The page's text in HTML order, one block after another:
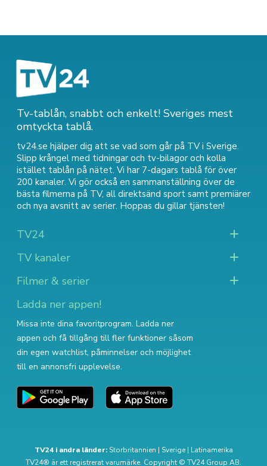
Tv-tablån, snabbt och enkelt! Sveriges mest
omtyckta tablå.
tv24.se hjälper dig att se vad som går på TV i Sverige.
Slipp krångel med tidningar och tv-bilagor och kolla
istället tablån på nätet. Vi har 7-dagars tablå för över
200 kanaler. Vi gör också en sammanställning över de
bästa filmerna på TV, all direktsänd sport samt premiärer
och nya avsnitt av serier. Hoppas du gillar tjänsten!
TV24
TV kanaler
Filmer & serier
Ladda ner appen!
Missa inte dina favoritprogram. Ladda ner
appen och få tillgång till fler funktioner såsom
din egen watchlist, påminnelser och möjlighet
till en annonsfri upplevelse.
TV24 i andra länder: Storbritannien | Sverige| Latinamerika
TV24® är ett registrerat varumärke. Copyright © TV24 Group AB.